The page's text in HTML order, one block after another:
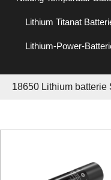
Lithium Titanat
Lithium-Power-
18650 Lithium batterie